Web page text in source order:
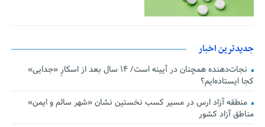
جدیدترین اخبار
نجات‌دهنده‌ همچنان در آیینه است/ ۱۴ سال بعد از اسکارِ «جدایی»
کجا ایستاده‌ایم؟
منطقه آزاد ارس در مسیر کسب نخستین نشان «شهر سالم و ایمن»
مناطق آزاد کشور